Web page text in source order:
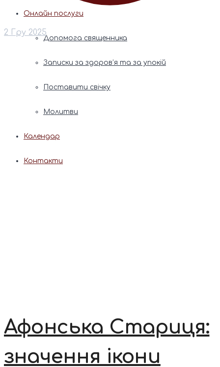
Онлайн послуги
Допомога священника
Записки за здоров’я та за упокій
Поставити свічку
Молитви
Календар
Контакти
2 Гру 2025
Афонська Стариця:
значення ікони